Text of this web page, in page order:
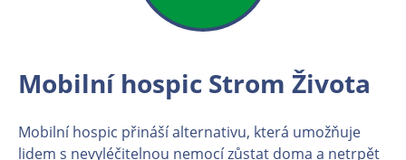
Mobilní hospic Strom Života
Mobilní hospic přináší alternativu, která umožňuje
lidem s nevyléčitelnou nemocí zůstat doma a netrpět